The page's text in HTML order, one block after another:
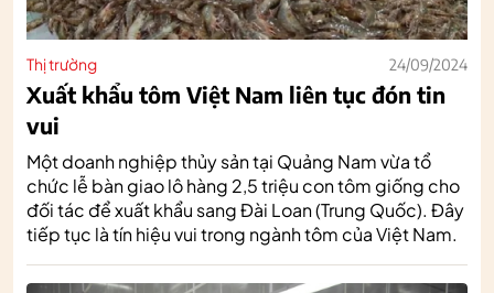
Thị trường 24/09/2024
Xuất khẩu tôm Việt Nam liên tục đón tin
vui
Một doanh nghiệp thủy sản tại Quảng Nam vừa tổ
chức lễ bàn giao lô hàng 2,5 triệu con tôm giống cho
đối tác để xuất khẩu sang Đài Loan (Trung Quốc). Đây
tiếp tục là tín hiệu vui trong ngành tôm của Việt Nam.